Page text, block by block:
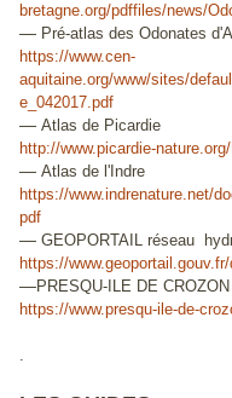
bretagne.org/pdffiles/news/
— Pré-atlas des Odonates
https://www.cen-
aquitaine.org/www/sites/
e_042017.pdf
— Atlas de Picardie
http://www.picardie-
— Atlas de l'Indre
https://www.indrenature.net/
pdf
— GEOPORTAIL réseau
https://
—PRESQU-ILE DE CROZON
https://www.presqu-ile-de-
.